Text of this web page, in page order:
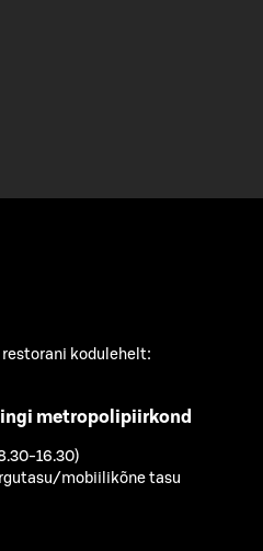
kodulehelt:
metropolipiirkond
16.30)
mobiilikõne tasu